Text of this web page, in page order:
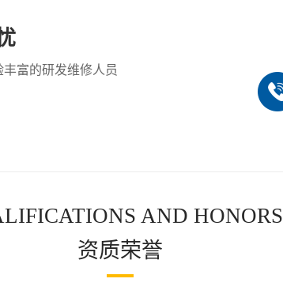
富的研发维修人员
AND HONORS
资质荣誉